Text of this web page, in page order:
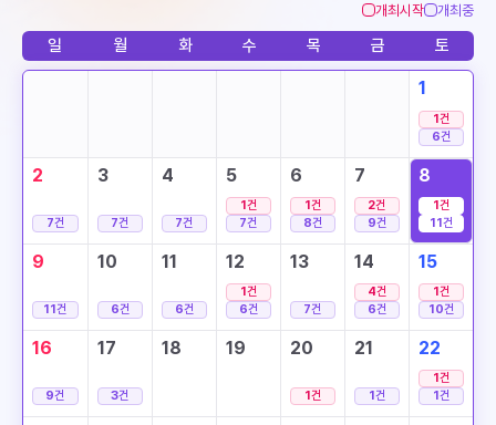
개최시작 개최중
일 월 화 수 목 금 토
1
1건
6건
2
7건
3
7건
4
7건
5
1건
7건
6
1건
8건
7
2건
9건
8
1건
11건
9
11건
10
6건
11
6건
12
1건
6건
13
7건
14
4건
6건
15
1건
10건
16
9건
17
3건
18 19 20
1건
21
1건
22
1건
1건